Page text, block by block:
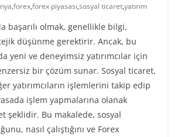
,forex,forex piyasası,sosyal ticaret,yatırım
başarılı olmak, genellikle bilgi,
düşünme gerektirir. Ancak, bu
yeni ve deneyimsiz yatırımcılar için
bir çözüm sunar. Sosyal ticaret,
yatırımcıların işlemlerini takip edip
işlem yapmalarına olanak
şeklidir. Bu makalede, sosyal
nasıl çalıştığını ve Forex